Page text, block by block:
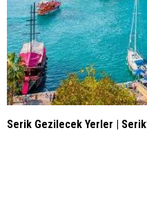
Serik Gezilecek Yerler |